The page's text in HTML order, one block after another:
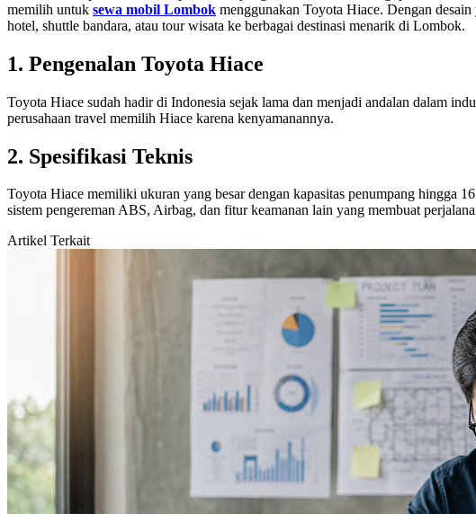
memilih untuk sewa mobil Lombok menggunakan Toyota Hiace. Dengan
hotel, shuttle bandara, atau tour wisata ke berbagai destinasi menarik di Lombok.
1. Pengenalan Toyota Hiace
Toyota Hiace sudah hadir di Indonesia sejak lama dan menjadi andalan dalam
perusahaan travel memilih Hiace karena kenyamanannya.
2. Spesifikasi Teknis
Toyota Hiace memiliki ukuran yang besar dengan kapasitas penumpang hingga
sistem pengereman ABS, Airbag, dan fitur keamanan lain yang membuat
Artikel Terkait